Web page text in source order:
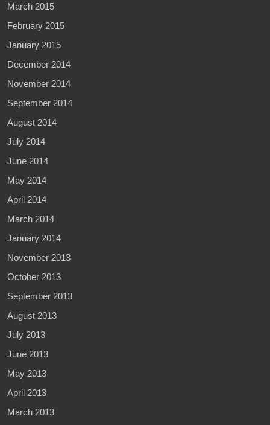
March 2015
February 2015
January 2015
December 2014
November 2014
September 2014
August 2014
July 2014
June 2014
May 2014
April 2014
March 2014
January 2014
November 2013
October 2013
September 2013
August 2013
July 2013
June 2013
May 2013
April 2013
March 2013